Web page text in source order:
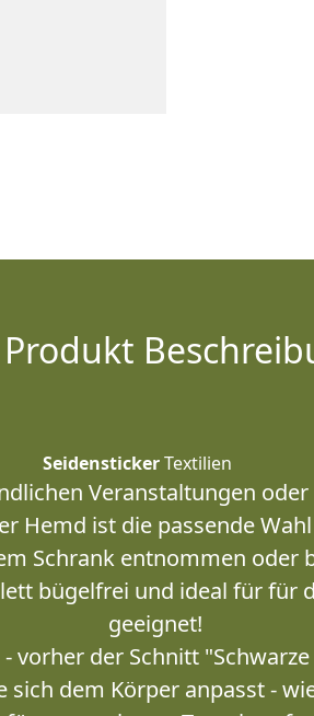
SeidenstickerTextilien
Veranstaltungen
Hemd ist die passende
Schrank entnommen oder
bügelfrei und ideal für für
geeignet!
vorher der Schnitt
sich dem Körper anpasst -